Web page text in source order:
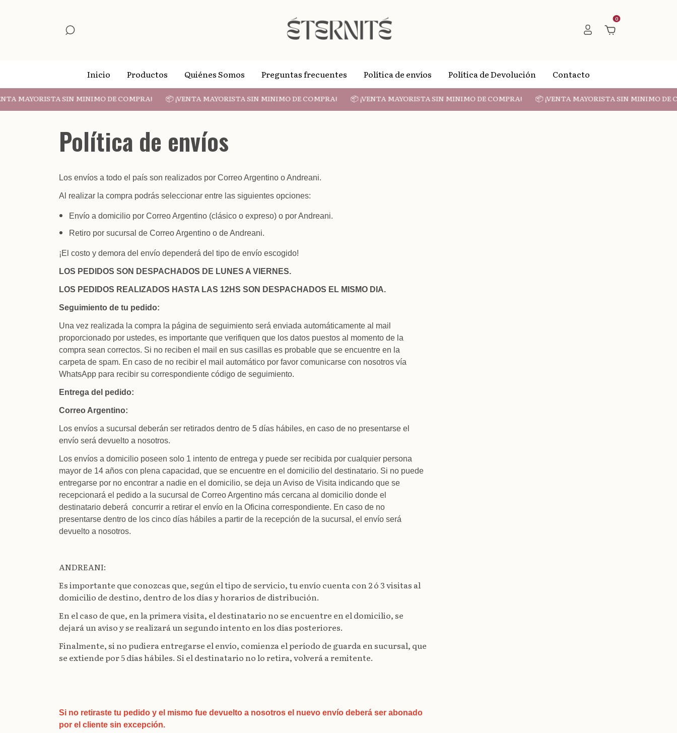
0
Inicio Productos Quiénes Somos Preguntas frecuentes Política de envíos Política de Devolución Contacto
MAYORISTA SIN MINIMO DE COMPRA! 📦 ¡VENTA MAYORISTA SIN MINIMO DE COMPRA! 📦 ¡VENTA MAYORISTA SIN MINIMO DE COMPRA! 📦 ¡VENTA MAYORISTA SIN MINIMO DE
Política de envíos
Los envíos a todo el país son realizados por Correo Argentino o Andreani.
Al realizar la compra podrás seleccionar entre las siguientes opciones:
Envío a domicilio por Correo Argentino (clásico o expreso) o por Andreani.
Retiro por sucursal de Correo Argentino o de Andreani.
¡El costo y demora del envío dependerá del tipo de envío escogido!
LOS PEDIDOS SON DESPACHADOS DE LUNES A VIERNES.
LOS PEDIDOS REALIZADOS HASTA LAS 12HS SON DESPACHADOS EL MISMO DIA.
Seguimiento de tu pedido:
Una vez realizada la compra la página de seguimiento será enviada automáticamente al mail
proporcionado por ustedes, es importante que verifiquen que los datos puestos al momento de la
compra sean correctos. Si no reciben el mail en sus casillas es probable que se encuentre en la
carpeta de spam. En caso de no recibir el mail automático por favor comunicarse con nosotros vía
WhatsApp para recibir su correspondiente código de seguimiento.
Entrega del pedido:
Correo Argentino:
Los envíos a sucursal deberán ser retirados dentro de 5 días hábiles, en caso de no presentarse el
envío será devuelto a nosotros.
Los envíos a domicilio poseen solo 1 intento de entrega y puede ser recibida por cualquier persona
mayor de 14 años con plena capacidad, que se encuentre en el domicilio del destinatario. Si no puede
entregarse por no encontrar a nadie en el domicilio, se deja un Aviso de Visita indicando que se
recepcionará el pedido a la sucursal de Correo Argentino más cercana al domicilio donde el
destinatario deberá concurrir a retirar el envío en la Oficina correspondiente. En caso de no
presentarse dentro de los cinco días hábiles a partir de la recepción de la sucursal, el envío será
devuelto a nosotros.
ANDREANI:
Es importante que conozcas que, según el tipo de servicio, tu envío cuenta con 2 ó 3 visitas al
domicilio de destino, dentro de los días y horarios de distribución.
En el caso de que, en la primera visita, el destinatario no se encuentre en el domicilio, se
dejará un aviso y se realizará un segundo intento en los días posteriores.
Finalmente, si no pudiera entregarse el envío, comienza el período de guarda en sucursal, que
se extiende por 5 días hábiles. Si el destinatario no lo retira, volverá a remitente.
Si no retiraste tu pedido y el mismo fue devuelto a nosotros el nuevo envío deberá ser abonado
por el cliente sin excepción.